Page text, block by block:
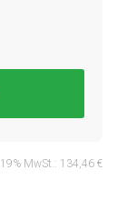
MwSt.: 134,46 €